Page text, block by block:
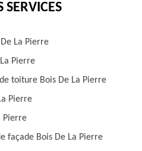
SERVICES
La Pierre
Pierre
toiture Bois De La Pierre
Pierre
Pierre
façade Bois De La Pierre